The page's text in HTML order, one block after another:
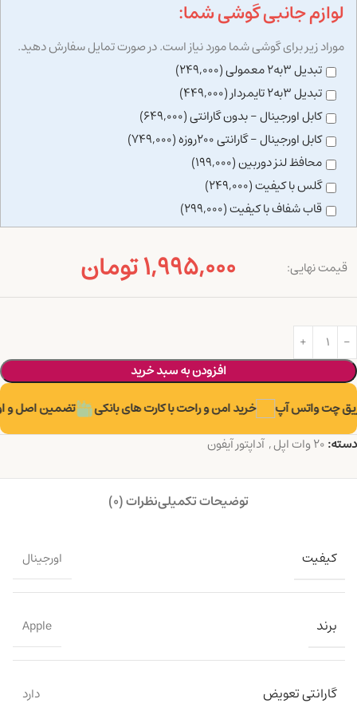
لوازم جانبی گوشی شما:
موراد زیر برای گوشی شما مورد نیاز است. در صورت تمایل سفارش دهید.
تبدیل 3به2 معمولی (249,000)
تبدیل 3به2 تایمردار (449,000)
کابل اورجینال - بدون گارانتی (649,000)
کابل اورجینال - گارانتی 200روزه (749,000)
محافظ لنز دوربین (199,000)
گلس با کیفیت (249,000)
قاب شفاف با کیفیت (299,000)
قیمت نهایی: 1,995,000 تومان
افزودن به سبد خرید
تضمین اصل و
خرید امن و راحت با کارت های بانکی
چت واتس آپ
دسته:20 وات اپل , آداپتور آیفون
توضیحات تکمیلینظرات (0)
کیفیت اورجینال
برند Apple
گارانتی تعویض دارد